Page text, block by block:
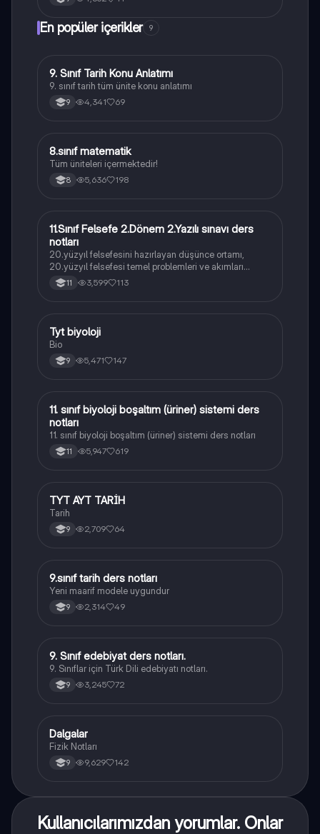
En popüler içerikler 9
Tarih
9. Sınıf Tarih Konu Anlatımı
9. sınıf tarih tüm ünite konu anlatımı
9 4,341 69
8Matematik
8.sınıf matematik
Tüm üniteleri içermektedir!
8 5,636 198
Felsefe
11.Sınıf Felsefe 2.Dönem 2.Yazılı sınavı ders
notları
20.yüzyıl felsefesini hazırlayan düşünce ortamı,
20.yüzyıl felsefesi temel problemleri ve akımları
konularını içermektedir
11 3,599 113
Biyoloji
Tyt biyoloji
Bio
9 5,471 147
Biyoloji
11. sınıf biyoloji boşaltım (üriner) sistemi ders
notları
11. sınıf biyoloji boşaltım (üriner) sistemi ders notları
11 5,947 619
Tarih
TYT AYT TARİH
Tarih
9 2,709 64
Tarih
9.sınıf tarih ders notları
Yeni maarif modele uygundur
9 2,314 49
Türk Dili ve Edebiyatı
9. Sınıf edebiyat ders notları.
9. Sınıflar için Türk Dili edebiyatı notları.
9 3,245 72
Fizik
Dalgalar
Fizik Notları
9 9,629 142
Kullanıcılarımızdan yorumlar. Onlar